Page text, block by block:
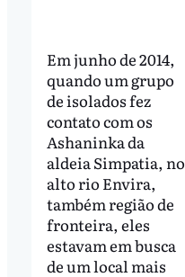
Em junho de 2014,
quando um grupo
de isolados fez
contato com os
Ashaninka da
aldeia Simpatia, no
alto rio Envira,
também região de
fronteira, eles
estavam em busca
de um local mais